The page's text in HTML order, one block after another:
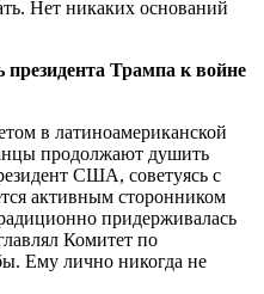
Нет никаких оснований
Трампа к войне
в латиноамериканской
продолжают душить
США, советуясь с
активным сторонником
придерживалась
Комитет по
Ему лично никогда не